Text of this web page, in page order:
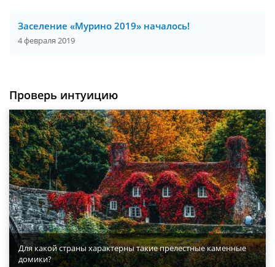
Заселение «Мурино 2019» началось!
4 февраля 2019
Проверь интуицию
Для какой страны характерны такие прелестные каменные
домики?